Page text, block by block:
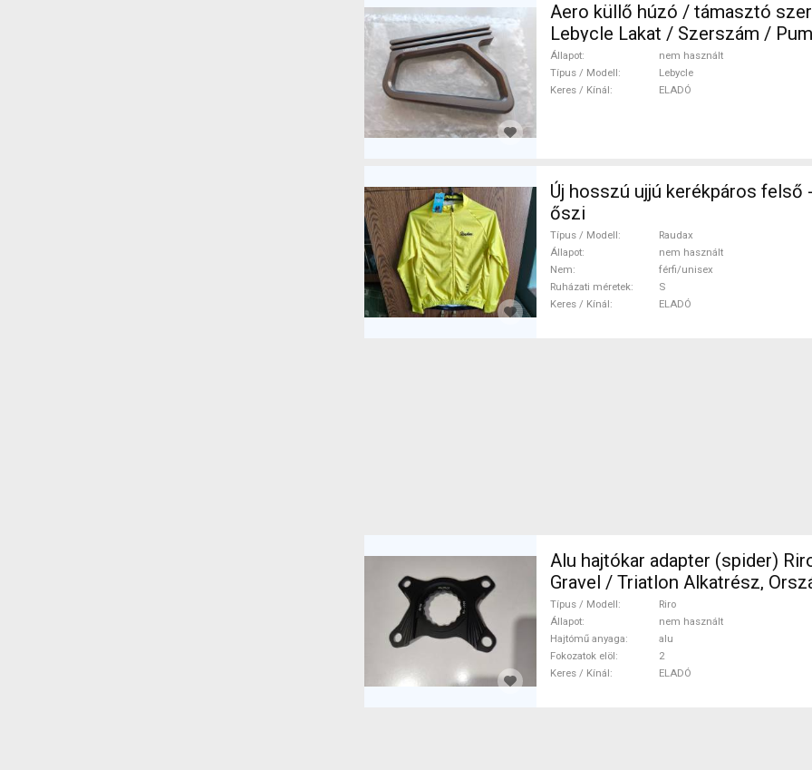
Aero küllő húzó / támasztó
Lebycle Lakat / Szerszám /
használt ELADÓ
Állapot
nem használt
Típus / Modell
Lebycle
Keres / Kínál
ELADÓ
Új hosszú ujjú kerékpáros felső
őszi
Típus / Modell
Raudax
Állapot
nem használt
Nem
férfi/unisex
Ruházati méretek
S
Keres / Kínál
ELADÓ
Alu hajtókar adapter (spider)
Gravel / Triatlon Alkatrész,
Hajtásrendszer nem használt
Típus / Modell
Riro
Állapot
nem használt
Hajtómű anyaga
alu
Fokozatok elöl
2
Keres / Kínál
ELADÓ